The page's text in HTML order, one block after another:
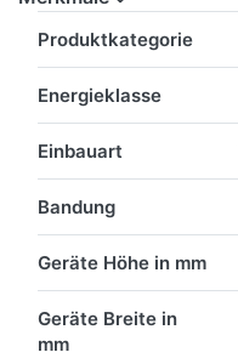
Produktkategorie
Energieklasse
Einbauart
Bandung
Geräte Höhe in mm
Geräte Breite in
mm